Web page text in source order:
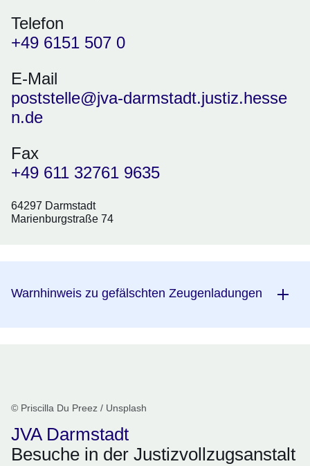
Telefon
+49 6151 507 0
E-Mail
poststelle@jva-darmstadt.justiz.hesse
n.de
Fax
+49 611 32761 9635
64297 Darmstadt
Marienburgstraße 74
Warnhinweis zu gefälschten Zeugenladungen
© Priscilla Du Preez / Unsplash
JVA Darmstadt
Besuche in der Justizvollzugsanstalt